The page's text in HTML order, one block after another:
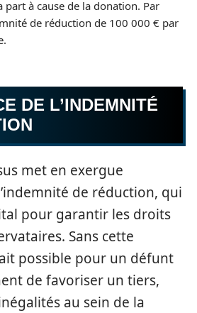
part à cause de la donation. Par
de réduction de 100 000 € par
DE L’INDEMNITÉ
met en exergue
de réduction, qui
pour garantir les droits
Sans cette
possible pour un défunt
de favoriser un tiers,
au sein de la